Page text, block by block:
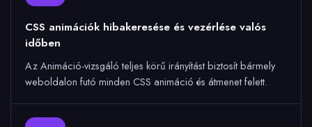
CSS animációk hibakeresése és vezérlése valós
időben
Az Animáció-vizsgáló teljes körű irányítást biztosít bármely
weboldalon futó minden CSS animáció és átmenet felett.